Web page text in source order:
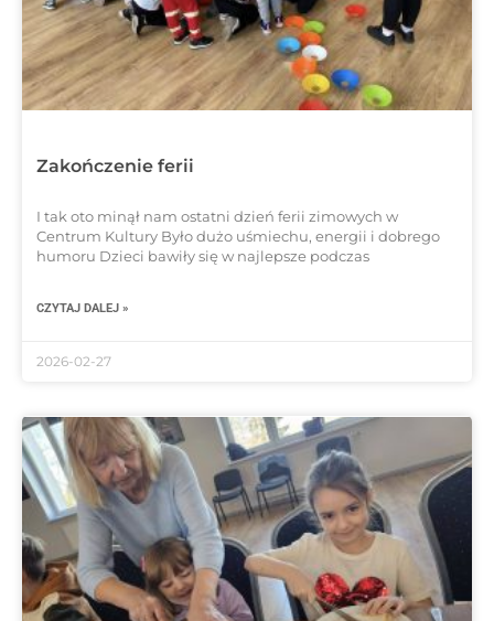
Zakończenie ferii
I tak oto minął nam ostatni dzień ferii zimowych w
Centrum Kultury Było dużo uśmiechu, energii i dobrego
humoru Dzieci bawiły się w najlepsze podczas
CZYTAJ DALEJ »
2026-02-27